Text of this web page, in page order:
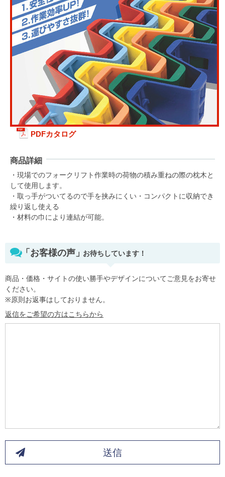
PDFカタログ
商品詳細
・現場でのフォークリフト作業時の荷物の積み重ねの際の枕木と
して使用します。
・取っ手がついてるので手を挟みにくい・コンパクトに収納でき
繰り返し使える
・材料の巾により連結が可能。
「お客様の声」お待ちしています！
商品・価格・サイトの使い勝手やデザインについてご意見をお寄せ
ください。
※原則お返事はしておりません。
返信をご希望の方はこちらから
送信